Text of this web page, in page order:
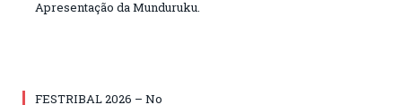
Apresentação da Munduruku.
FESTRIBAL 2026 – No